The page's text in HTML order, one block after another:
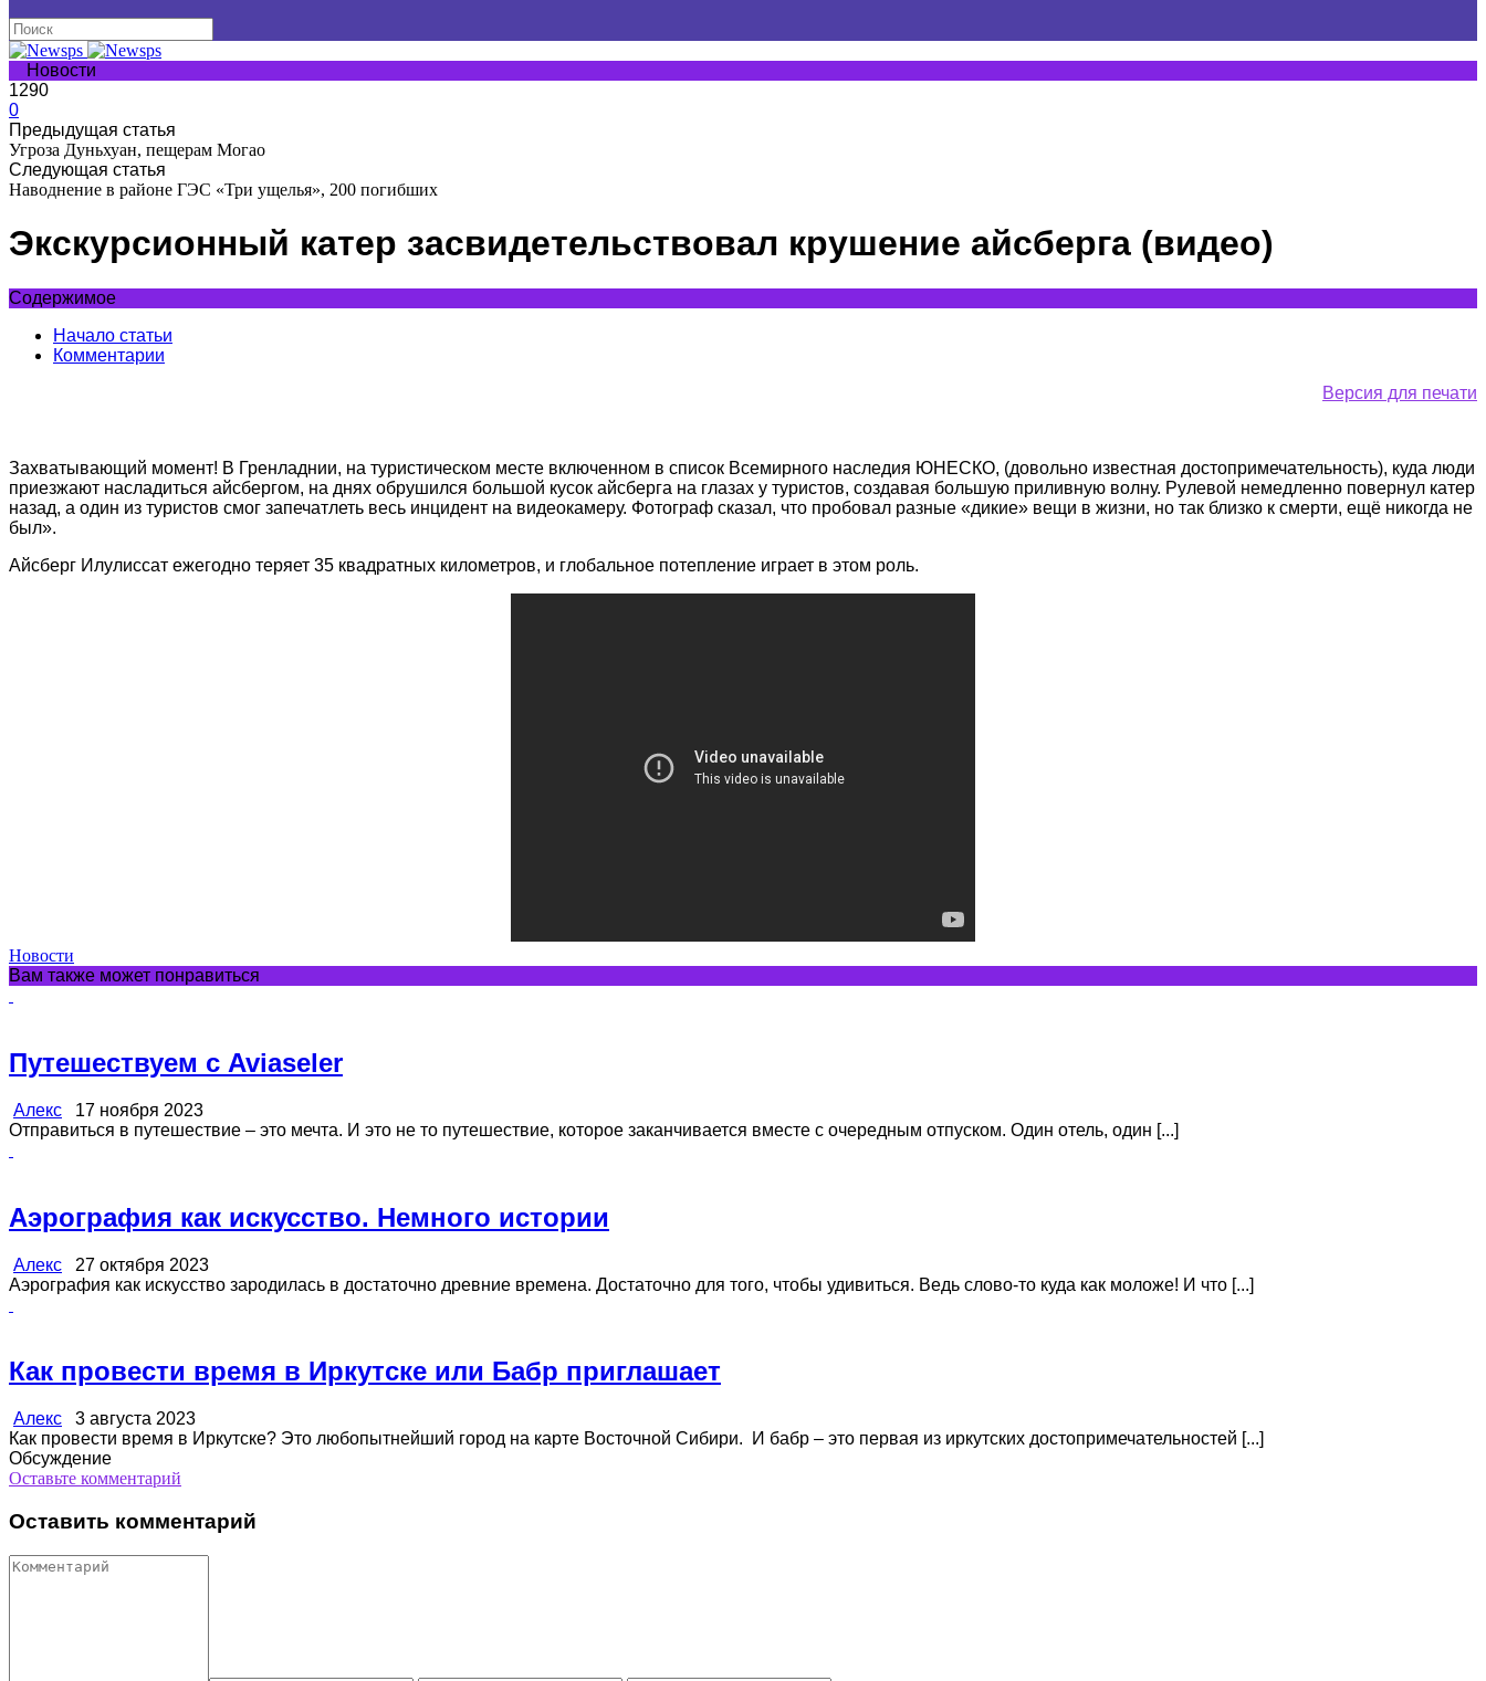
Новости
1290
0
Предыдущая статья
Угроза Дуньхуан, пещерам Могао
Следующая статья
Наводнение в районе ГЭС «Три ущелья», 200 погибших
Экскурсионный катер засвидетельствовал крушение айсберга (видео)
Содержимое
Начало статьи
Комментарии
Версия для печати
Захватывающий момент! В Гренладнии, на туристическом месте включенном в список Всемирного наследия ЮНЕСКО, (довольно известная достопримечательность), куда люди
приезжают насладиться айсбергом, на днях обрушился большой кусок айсберга на глазах у туристов, создавая большую приливную волну. Рулевой немедленно повернул катер
назад, а один из туристов смог запечатлеть весь инцидент на видеокамеру. Фотограф сказал, что пробовал разные «дикие» вещи в жизни, но так близко к смерти, ещё никогда не
был».
Айсберг Илулиссат ежегодно теряет 35 квадратных километров, и глобальное потепление играет в этом роль.
Новости
Вам также может понравиться
Путешествуем с Aviaseler
Алекс 17 ноября 2023
Отправиться в путешествие – это мечта. И это не то путешествие, которое заканчивается вместе с очередным отпуском. Один отель, один [...]
Аэрография как искусство. Немного истории
Алекс 27 октября 2023
Аэрография как искусство зародилась в достаточно древние времена. Достаточно для того, чтобы удивиться. Ведь слово-то куда как моложе! И что [...]
Как провести время в Иркутске или Бабр приглашает
Алекс 3 августа 2023
Как провести время в Иркутске? Это любопытнейший город на карте Восточной Сибири. И бабр – это первая из иркутских достопримечательностей [...]
Обсуждение
Оставьте комментарий
Оставить комментарий